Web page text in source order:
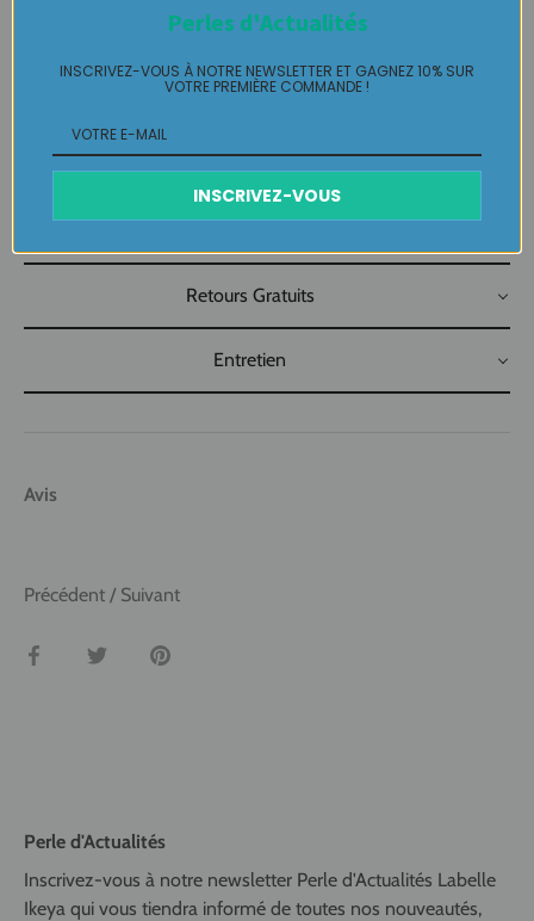
Collier MURANO pièce unique LABELLE IKEYA : du jamais
vu, jamais porté que par celle qui l'adopte et s'en pare ….
Plaisir de Créer, Désir de Plaire !
Retours Gratuits
Entretien
Avis
Précédent / Suivant
Partager TweeterÉpingler
Perle d'Actualités
Inscrivez-vous à notre newsletter Perle d'Actualités Labelle
Ikeya qui vous tiendra informé de toutes nos nouveautés,
Perles d'Actualités
INSCRIVEZ-VOUS À NOTRE NEWSLETTER ET GAGNEZ 10% SUR
VOTRE PREMIÈRE COMMANDE !
INSCRIVEZ-VOUS